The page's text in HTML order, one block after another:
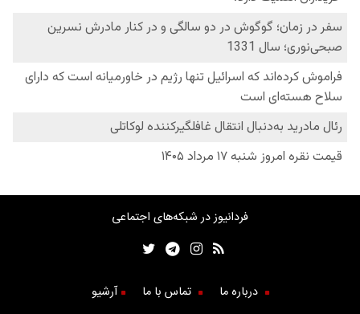
فردانیوز در شبکه‌های اجتماعی
درباره ما تماس با ما آرشیو